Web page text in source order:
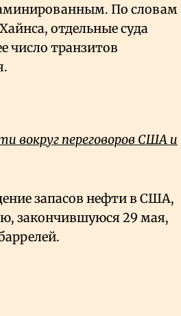
По словам
отдельные суда
число транзитов
вокруг переговоров США и
запасов нефти в США,
закончившуюся 29 мая,